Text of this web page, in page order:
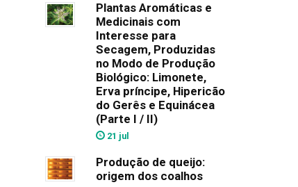
Plantas Aromáticas e
Medicinais com
Interesse para
Secagem, Produzidas
no Modo de Produção
Biológico: Limonete,
Erva príncipe, Hipericão
do Gerês e Equinácea
(Parte I / II)
21 jul
Produção de queijo:
origem dos coalhos